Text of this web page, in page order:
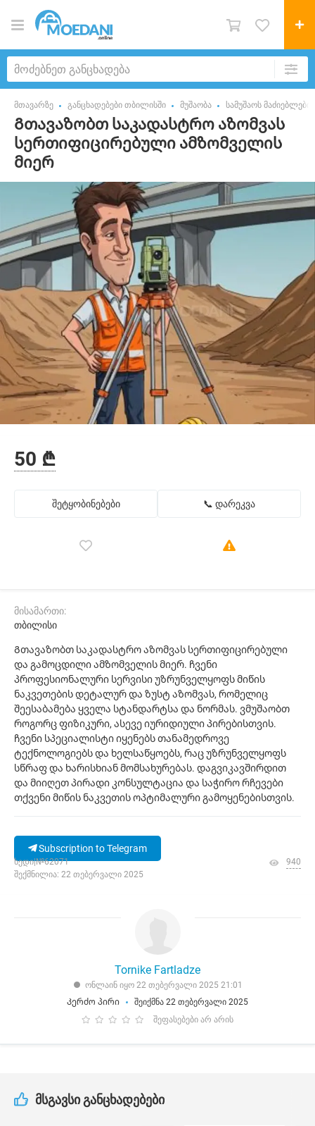
მთავარზე განცხადებები თბილისში მუშაობა სამუშაოს მაძიებლები
Გთავაზობთ საკადასტრო აზომვას
სერთიფიცირებული ამზომველის
მიერ
50 ₾
შეტყობინებები 📞 დარეკვა
მისამართი:
თბილისი
Გთავაზობთ საკადასტრო აზომვას სერთიფიცირებული
და გამოცდილი ამზომველის მიერ. ჩვენი
პროფესიონალური სერვისი უზრუნველყოფს მიწის
ნაკვეთების დეტალურ და ზუსტ აზომვას, რომელიც
შეესაბამება ყველა სტანდარტსა და ნორმას. ვმუშაობთ
როგორც ფიზიკური, ასევე იურიდიული პირებისთვის.
ჩვენი სპეციალისტი იყენებს თანამედროვე
ტექნოლოგიებს და ხელსაწყოებს, რაც უზრუნველყოფს
სწრაფ და ხარისხიან მომსახურებას. დაგვიკავშირდით
და მიიღეთ პირადი კონსულტაცია და საჭირო რჩევები
თქვენი მიწის ნაკვეთის ოპტიმალური გამოყენებისთვის.
Subscription to Telegram
ხედი|№62071
შექმნილია: 22 თებერვალი 2025
940
Tornike Fartladze
ონლაინ იყო 22 თებერვალი 2025 21:01
Კერძო პირი
შეიქმნა 22 თებერვალი 2025
შეფასებები არ არის
მსგავსი განცხადებები